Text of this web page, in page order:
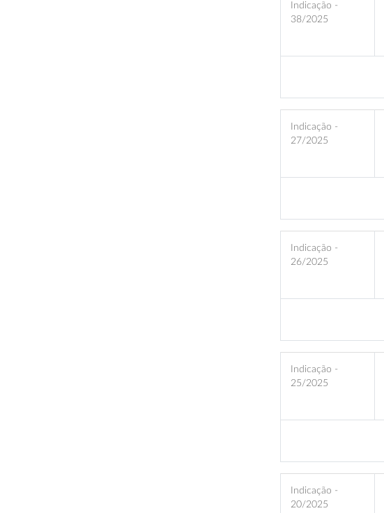
Indicação -
38/2025
Indicação -
27/2025
Indicação -
26/2025
Indicação -
25/2025
Indicação -
20/2025